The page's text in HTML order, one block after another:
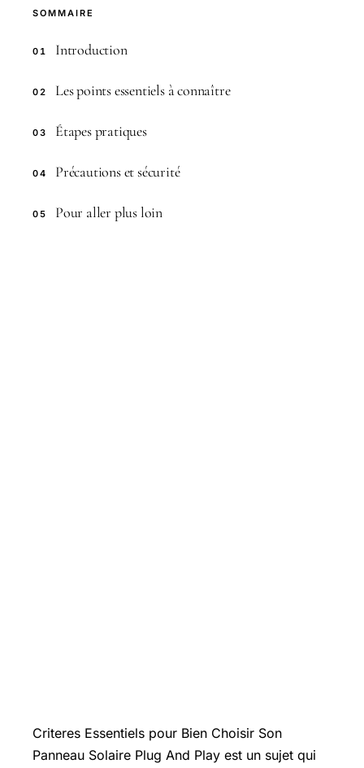
SOMMAIRE
01 Introduction
02 Les points essentiels à connaître
03 Étapes pratiques
04 Précautions et sécurité
05 Pour aller plus loin
Criteres Essentiels pour Bien Choisir Son
Panneau Solaire Plug And Play est un sujet qui